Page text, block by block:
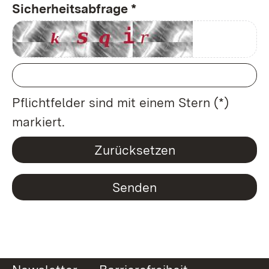
Sicherheitsabfrage *
Pflichtfelder sind mit einem Stern (*)
markiert.
Zurücksetzen